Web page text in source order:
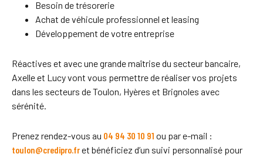
Besoin de trésorerie
Achat de véhicule professionnel et leasing
Développement de votre entreprise
Réactives et avec une grande maîtrise du secteur bancaire,
Axelle et Lucy vont vous permettre de réaliser vos projets
dans les secteurs de Toulon, Hyères et Brignoles avec
sérénité.
Prenez rendez-vous au 04 94 30 10 91 ou par e-mail :
toulon@credipro.fret bénéficiez d’un suivi personnalisé pour